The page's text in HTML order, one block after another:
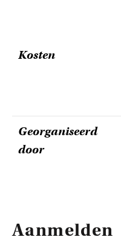
Kosten
Georganiseerd
door
Aanmelden